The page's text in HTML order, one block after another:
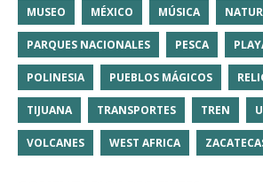
MUSEO MÉXICO MÚSICA
PARQUES NACIONALES PESCA
POLINESIA PUEBLOS MÁGICOS
TIJUANA TRANSPORTES TREN
VOLCANES WEST AFRICA